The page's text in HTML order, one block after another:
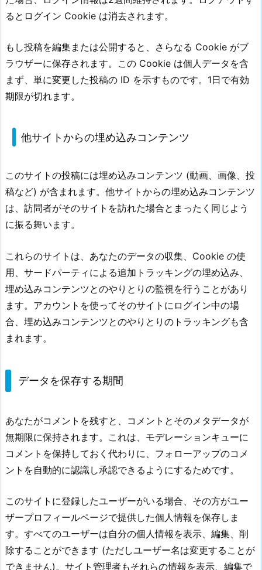
るとログイン Cookie は消去されます。
もし投稿を編集または公開すると、さらなる Cookie がブ
ラウザーに保存されます。この Cookie は個人データを含
まず、単に変更した投稿の ID を示すものです。1日で有効
期限が切れます。
他サイトからの埋め込みコンテンツ
このサイトの投稿には埋め込みコンテンツ (動画、画像、投
稿など) が含まれます。他サイトからの埋め込みコンテンツ
は、訪問者がそのサイトを訪れた場合とまったく同じよう
に振る舞います。
これらのサイトは、あなたのデータの収集、Cookie の使
用、サードパーティによる追加トラッキングの埋め込み、
埋め込みコンテンツとのやりとりの監視を行うことがあり
ます。アカウントを使ってそのサイトにログイン中の場
合、埋め込みコンテンツとのやりとりのトラッキングも含
まれます。
データを保存する期間
あなたがコメントを残すと、コメントとそのメタデータが
無期限に保持されます。これは、モデレーションキューに
コメントを保持しておく代わりに、フォローアップのコメ
ントを自動的に認識し承認できるようにするためです。
このサイトに登録したユーザーがいる場合、その方がユー
ザープロフィールページで提供した個人情報を保存しま
す。すべてのユーザーは自分の個人情報を表示、編集、削
除することができます (ただしユーザー名は変更することが
できません)。サイト管理者もそれらの情報を表示、編集で